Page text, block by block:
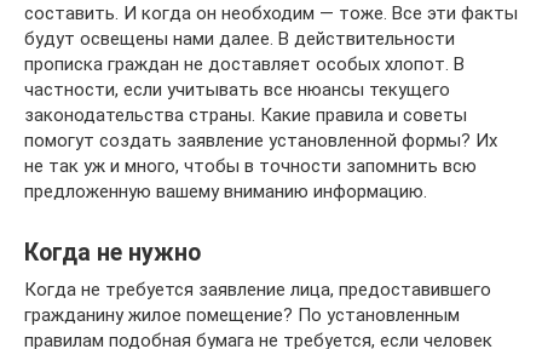
составить. И когда он необходим — тоже. Все эти факты
будут освещены нами далее. В действительности
прописка граждан не доставляет особых хлопот. В
частности, если учитывать все нюансы текущего
законодательства страны. Какие правила и советы
помогут создать заявление установленной формы? Их
не так уж и много, чтобы в точности запомнить всю
предложенную вашему вниманию информацию.
Когда не нужно
Когда не требуется заявление лица, предоставившего
гражданину жилое помещение? По установленным
правилам подобная бумага не требуется, если человек